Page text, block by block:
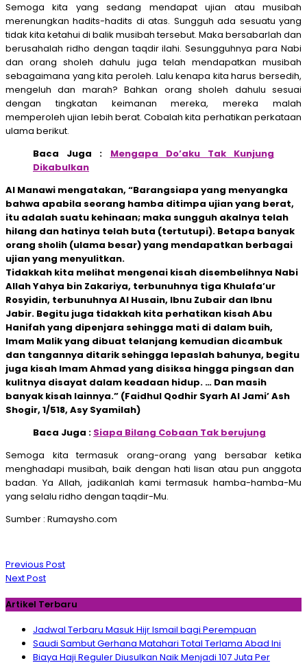
Semoga kita yang sedang mendapat ujian atau musibah
merenungkan hadits-hadits di atas. Sungguh ada sesuatu yang
tidak kita ketahui di balik musibah tersebut. Maka bersabarlah dan
berusahalah ridho dengan taqdir ilahi. Sesungguhnya para Nabi
dan orang sholeh dahulu juga telah mendapatkan musibah
sebagaimana yang kita peroleh. Lalu kenapa kita harus bersedih,
mengeluh dan marah? Bahkan orang sholeh dahulu sesuai
dengan tingkatan keimanan mereka, mereka malah
memperoleh ujian lebih berat. Cobalah kita perhatikan perkataan
ulama berikut.
Baca Juga : Mengapa Do’aku Tak Kunjung
Dikabulkan
Al Manawi mengatakan, “Barangsiapa yang menyangka
bahwa apabila seorang hamba ditimpa ujian yang berat,
itu adalah suatu kehinaan; maka sungguh akalnya telah
hilang dan hatinya telah buta (tertutupi). Betapa banyak
orang sholih (ulama besar) yang mendapatkan berbagai
ujian yang menyulitkan.
Tidakkah kita melihat mengenai kisah disembelihnya Nabi
Allah Yahya bin Zakariya, terbunuhnya tiga Khulafa’ur
Rosyidin, terbunuhnya Al Husain, Ibnu Zubair dan Ibnu
Jabir. Begitu juga tidakkah kita perhatikan kisah Abu
Hanifah yang dipenjara sehingga mati di dalam buih,
Imam Malik yang dibuat telanjang kemudian dicambuk
dan tangannya ditarik sehingga lepaslah bahunya, begitu
juga kisah Imam Ahmad yang disiksa hingga pingsan dan
kulitnya disayat dalam keadaan hidup. … Dan masih
banyak kisah lainnya.” (Faidhul Qodhir Syarh Al Jami’ Ash
Shogir, 1/518, Asy Syamilah)
Baca Juga : Siapa Bilang Cobaan Tak berujung
Semoga kita termasuk orang-orang yang bersabar ketika
menghadapi musibah, baik dengan hati lisan atau pun anggota
badan. Ya Allah, jadikanlah kami termasuk hamba-hamba-Mu
yang selalu ridho dengan taqdir-Mu.
Sumber : Rumaysho.com
Navigasi
pos
Previous Post
Next Post
Artikel Terbaru
Jadwal Terbaru Masuk Hijr Ismail bagi Perempuan
Saudi Sambut Gerhana Matahari Total Terlama Abad Ini
Biaya Haji Reguler Diusulkan Naik Menjadi 107 Juta Per